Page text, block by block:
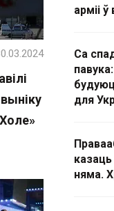
арміі
Са
для
няма.